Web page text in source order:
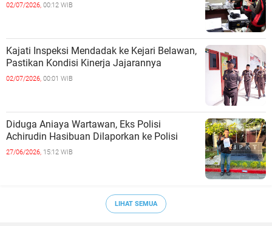
02/07/2026, 00:12 WIB
Kajati Inspeksi Mendadak ke Kejari Belawan,
Pastikan Kondisi Kinerja Jajarannya
02/07/2026, 00:01 WIB
Diduga Aniaya Wartawan, Eks Polisi
Achirudin Hasibuan Dilaporkan ke Polisi
27/06/2026, 15:12 WIB
LIHAT SEMUA